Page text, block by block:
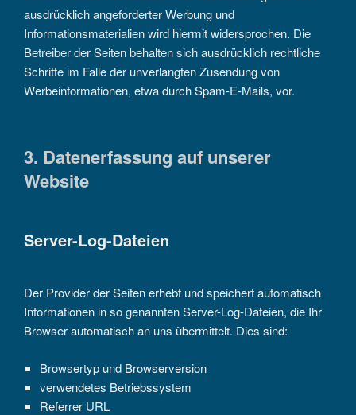
ausdrücklich angeforderter Werbung und
Informationsmaterialien wird hiermit widersprochen. Die
Betreiber der Seiten behalten sich ausdrücklich rechtliche
Schritte im Falle der unverlangten Zusendung von
Werbeinformationen, etwa durch Spam-E-Mails, vor.
3. Datenerfassung auf unserer
Website
Server-Log-Dateien
Der Provider der Seiten erhebt und speichert automatisch
Informationen in so genannten Server-Log-Dateien, die Ihr
Browser automatisch an uns übermittelt. Dies sind:
Browsertyp und Browserversion
verwendetes Betriebssystem
Referrer URL